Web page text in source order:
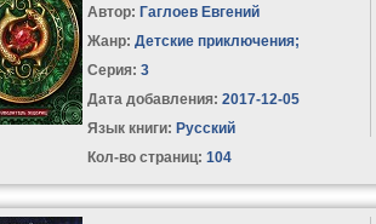
Автор: Гаглоев Евгений
Жанр: Детские приключения;
Серия:3
Дата добавления: 2017-12-05
Язык книги: Русский
Кол-во страниц: 104